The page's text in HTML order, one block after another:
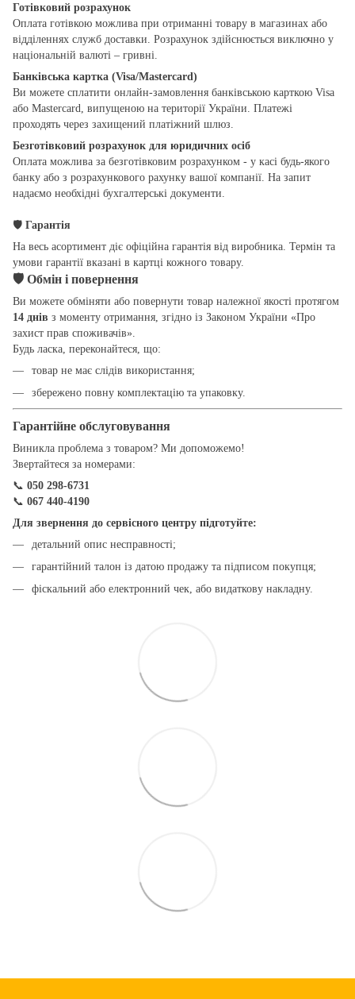
Готівковий розрахунок
Оплата готівкою можлива при отриманні товару в магазинах або
відділеннях служб доставки. Розрахунок здійснюється виключно у
національній валюті – гривні.
Банківська картка (Visa/Mastercard)
Ви можете сплатити онлайн-замовлення банківською карткою Visa
або Mastercard, випущеною на території України. Платежі
проходять через захищений платіжний шлюз.
Безготівковий розрахунок для юридичних осіб
Оплата можлива за безготівковим розрахунком - у касі будь-якого
банку або з розрахункового рахунку вашої компанії. На запит
надаємо необхідні бухгалтерські документи.
🛡 Гарантія
На весь асортимент діє офіційна гарантія від виробника. Термін та
умови гарантії вказані в картці кожного товару.
🛡 Обмін і повернення
Ви можете обміняти або повернути товар належної якості протягом
14 днів з моменту отримання, згідно із Законом України «Про
захист прав споживачів».
Будь ласка, переконайтеся, що:
товар не має слідів використання;
збережено повну комплектацію та упаковку.
Гарантійне обслуговування
Виникла проблема з товаром? Ми допоможемо!
Звертайтеся за номерами:
📞 050 298-6731
📞 067 440-4190
Для звернення до сервісного центру підготуйте:
детальний опис несправності;
гарантійний талон із датою продажу та підписом покупця;
фіскальний або електронний чек, або видаткову накладну.